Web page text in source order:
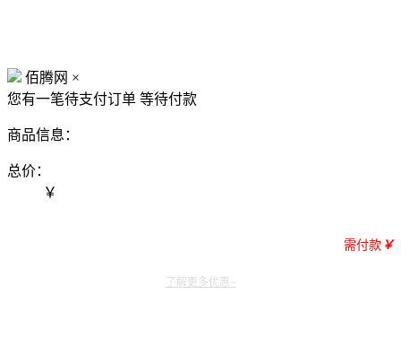
佰腾网 ×
您有一笔待支付订单 等待付款
商品信息：
总价：
￥
需付款 ￥
了解更多优惠~